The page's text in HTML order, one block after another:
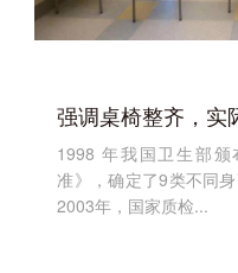
强调桌椅整齐，实
1998 年我国卫生部
准》，确定了9类不同
2003年，国家质检...